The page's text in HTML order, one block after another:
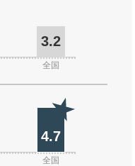
3.2
全国
4.7
全国